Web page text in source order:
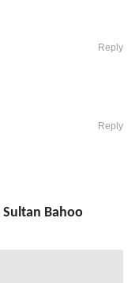
Reply
Reply
Sultan Bahoo